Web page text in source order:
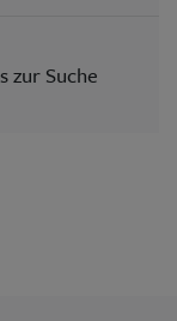
zur Suche